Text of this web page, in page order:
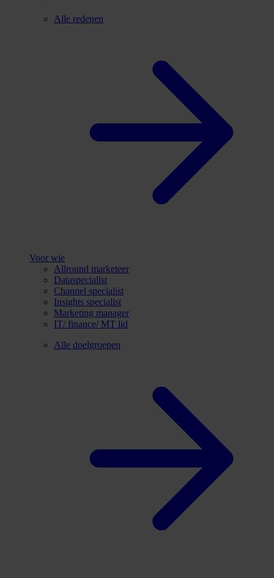
Alle redenen
Voor wie
Allround marketeer
Dataspecialist
Channel specialist
Insights specialist
Marketing manager
IT/ finance/ MT lid
Alle doelgroepen